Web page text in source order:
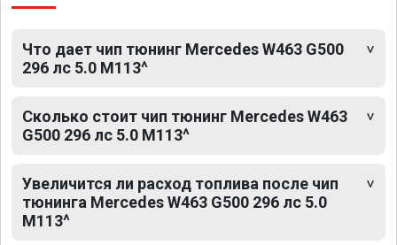
Что дает чип тюнинг Mercedes W463 G500
296 лс 5.0 M113^
Сколько стоит чип тюнинг Mercedes W463
G500 296 лс 5.0 M113^
Увеличится ли расход топлива после чип
тюнинга Mercedes W463 G500 296 лс 5.0
M113^